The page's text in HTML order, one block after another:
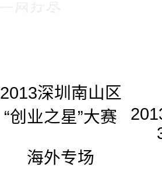
2013深圳南山区
“创业之星”大赛
海外专场